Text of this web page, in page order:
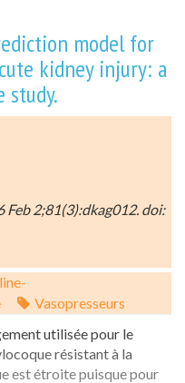
model for
kidney injury: a
study.
2;81(3):dkag012. doi:
Vasopresseurs
utilisée pour le
résistant à la
est étroite puisque pour